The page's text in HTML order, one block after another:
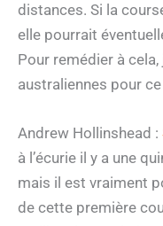
distances. Si la
elle pourrait
Pour remédier à cela,
australiennes pour
Andrew Hollinshead :
à l’écurie il y a une
mais il est vraiment
de cette première